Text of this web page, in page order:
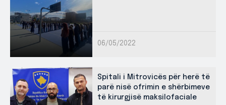
06/05/2022
Spitali i Mitrovicës për herë të
parë nisë ofrimin e shërbimeve
të kirurgjisë maksilofaciale